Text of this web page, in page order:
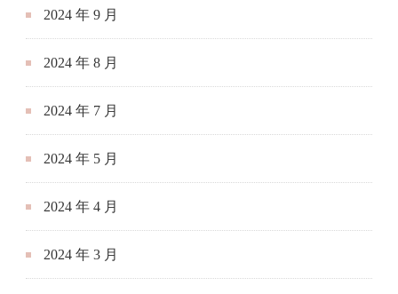
2024 年 9 月
2024 年 8 月
2024 年 7 月
2024 年 5 月
2024 年 4 月
2024 年 3 月